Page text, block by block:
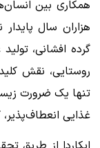
همکاری بین
هزاران سال
گرده افشانی،
روستایی، نقش
تنها یک ضرورت
غذایی